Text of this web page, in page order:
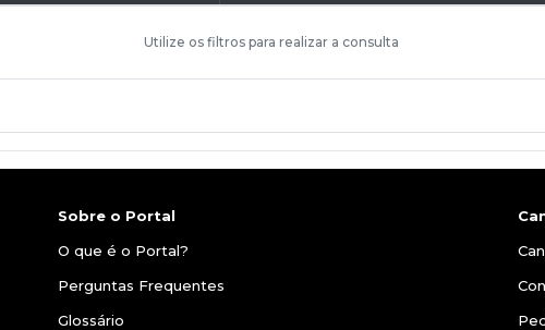
Utilize os filtros para realizar a consulta
Sobre o Portal
O que é o Portal?
Perguntas Frequentes
Glossário